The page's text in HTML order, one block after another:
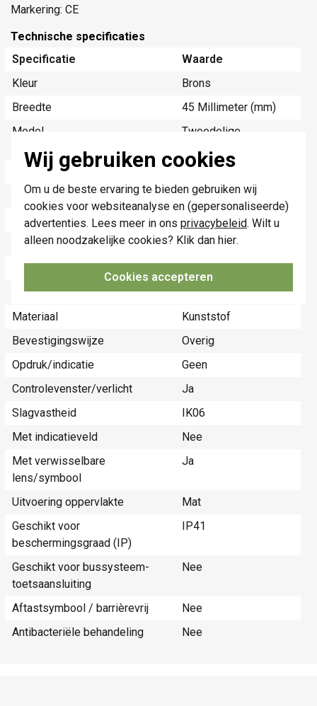
Wij gebruiken cookies
Om u de beste ervaring te bieden gebruiken wij
cookies voor websiteanalyse en (gepersonaliseerde)
advertenties. Lees meer in ons privacybeleid. Wilt u
alleen noodzakelijke cookies? Klik dan hier.
Cookies accepteren
Markering: CE
Technische specificaties
Specificatie
Waarde
Kleur
Brons
Breedte
45 Millimeter (mm)
Model
Tweedelige
drukker
Halogeenvrij
Hoogte
45 Millimeter (mm)
Diepte
8 Millimeter (mm)
Gebruik
Schakelaar/dimmer
Materiaalkwaliteit
Thermoplast
Materiaal
Kunststof
Bevestigingswijze
Overig
Opdruk/indicatie
Geen
Controlevenster/verlicht
Ja
Slagvastheid
IK06
Met indicatieveld
Nee
Met verwisselbare
lens/symbool
Ja
Uitvoering oppervlakte
Mat
Geschikt voor
beschermingsgraad (IP)
IP41
Geschikt voor bussysteem-
toetsaansluiting
Nee
Aftastsymbool / barrièrevrij
Nee
Antibacteriële behandeling
Nee